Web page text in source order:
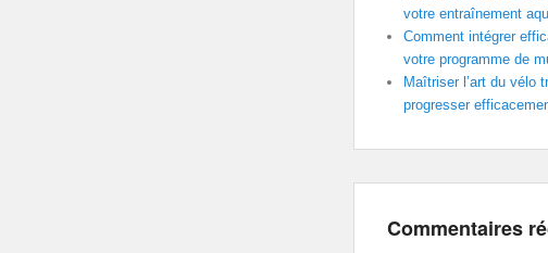
votre entraînement
Comment intégrer
votre programme de
Maîtriser l’art du vélo
progresser
Commentaires